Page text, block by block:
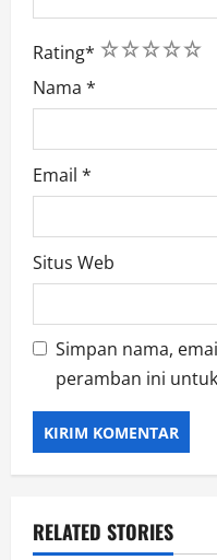
Rating* 5
4
3
2
1
Nama *
Email *
Situs Web
Simpan nama,
peramban ini
RELATED STORIES